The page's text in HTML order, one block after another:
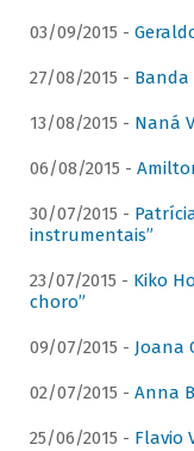
03/09/2015 -
27/08/2015 -
13/08/2015 - Naná
06/08/2015 -
30/07/2015 -
instrumentais”
23/07/2015 - Kiko
choro”
09/07/2015 - Joana
02/07/2015 - Anna
25/06/2015 - Flavio